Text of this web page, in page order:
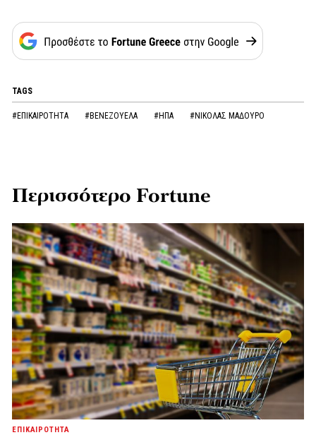
TAGS
#ΕΠΙΚΑΙΡΟΤΗΤΑ #ΒΕΝΕΖΟΥΕΛΑ #ΗΠΑ #ΝΙΚΟΛΑΣ ΜΑΔΟΥΡΟ
Περισσότερο Fortune
ΕΠΙΚΑΙΡΟΤΗΤΑ